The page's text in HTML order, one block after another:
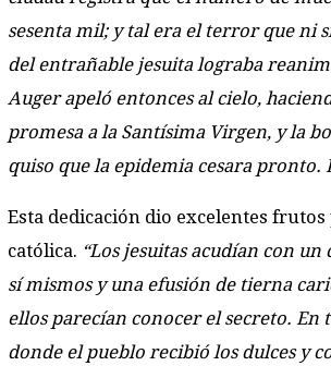
sesenta mil; y tal era el terror que ni
del entrañable jesuita lograba
Auger apeló entonces al cielo,
promesa a la Santísima Virgen, y la
quiso que la epidemia cesara pronto.
Esta dedicación dio excelentes frutos
católica. “Los jesuitas acudían con
sí mismos y una efusión de tierna
ellos parecían conocer el secreto. En
donde el pueblo recibió los dulces y